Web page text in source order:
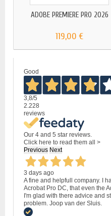
ADOBE PREMIERE PRO 2026
119,00 €
Good
3,8/5
2.228
reviews
Our 4 and 5 star reviews.
Click here to read them all >
Previous Next
3 days ago
A fine and helpfull company. I
Acrobat Pro DC, that even the
I'm glad with there advice and
problem. Joop van der Sluis.